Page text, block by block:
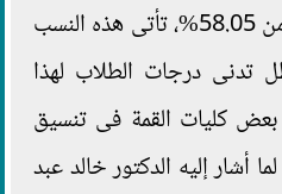
62.07%،وللشعبة الأدبية من 58.05%، تأتى هذه النسب
تدنى درجات الطلاب لهذا
بعض كليات القمة فى تنسيق
أشار إليه الدكتور خالد عبد